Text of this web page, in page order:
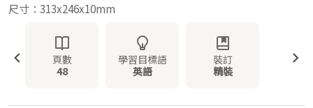
尺寸：313x246x10mm
頁數
48
學習目標語
英語
裝訂
精裝